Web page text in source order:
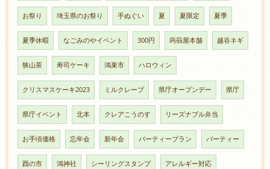
お祭り 埼玉県のお祭り 手ぬぐい 夏 夏限定 夏季
夏季休暇 なごみのやイベント 300円 蒟蒻屋本舗 越谷ネギ
狭山茶 寿司ケーキ 鴻巣市 ハロウィン
クリスマスケーキ2023 ミルクレープ 県庁オープンデー 県庁
県庁イベント 北本 クレアこうのす リーズナブル弁当
お手頃価格 忘年会 新年会 パーティープラン パーティー
酉の市 鴻神社 シーリングスタンプ アレルギー対応